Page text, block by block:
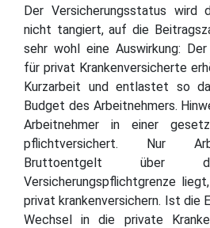
Der Versicherungsstatus wird
nicht tangiert, auf die
sehr wohl eine Auswirkung:
für privat Krankenversicherte
Kurzarbeit und entlastet so
Budget des Arbeitnehmers.
Arbeitnehmer in einer
pflichtversichert. Nur
Bruttoentgelt über
Versicherungspflichtgrenze
privat krankenversichern. Ist die
Wechsel in die private